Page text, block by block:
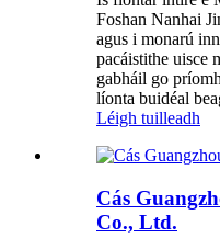
Foshan Nanhai
agus i monarú
pacáistithe uisce
gabháil go
líonta buidéal
Léigh tuilleadh
Cás
Co., Ltd.